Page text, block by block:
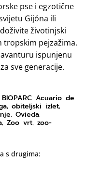
pse i egzotične
Gijóna ili
životinjski
tropskim pejzažima.
ispunjenu
sve generacije.
BIOPARC Acuario de
, obiteljski izlet,
, Ovieda,
, Zoo vrt, zoo-
s drugima: